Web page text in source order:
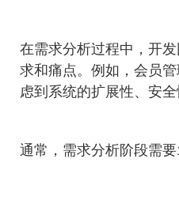
在需求分析过程中，开
求和痛点。例如，会员
虑到系统的扩展性、安
通常，需求分析阶段需